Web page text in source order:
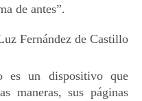
de antes”.
Fernández de Castillo
es un dispositivo que
maneras, sus páginas